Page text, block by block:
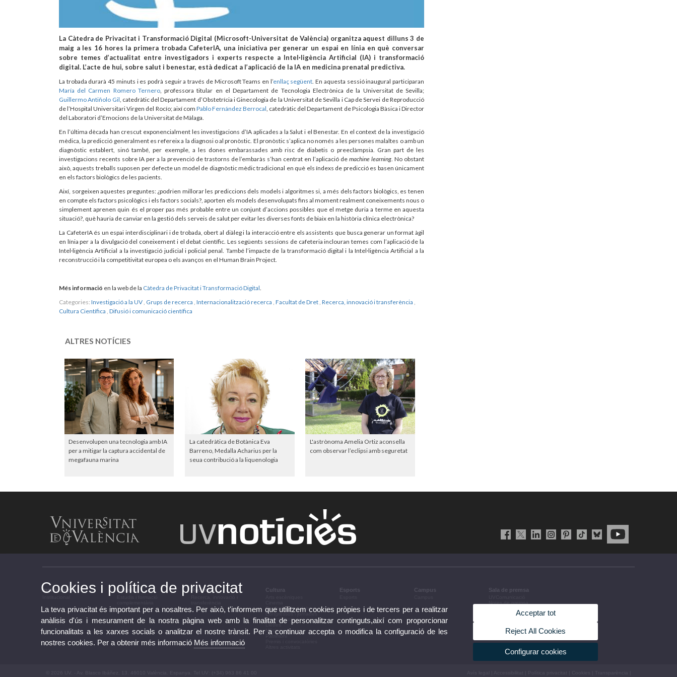
La Càtedra de Privacitat i Transformació Digital (Microsoft-Universitat de València) organitza aquest dilluns 3 de
maig a les 16 hores la primera trobada CafeterIA, una iniciativa per generar un espai en línia en què conversar
sobre temes d’actualitat entre investigadors i experts respecte a Intel·ligència Artificial (IA) i transformació
digital. L’acte de hui, sobre salut i benestar, està dedicat a l’aplicació de la IA en medicina prenatal predictiva.
La trobada durarà 45 minuts i es podrà seguir a través de Microsoft Teams en l’enllaç següent. En aquesta sessió inaugural participaran
María del Carmen Romero Ternero, professora titular en el Departament de Tecnologia Electrònica de la Universitat de Sevilla;
Guillermo Antiñolo Gil, catedràtic del Departament d’Obstetrícia i Ginecologia de la Universitat de Sevilla i Cap de Servei de Reproducció
de l’Hospital Universitari Virgen del Rocío; així com Pablo Fernández Berrocal, catedràtic del Departament de Psicologia Bàsica i Director
del Laboratori d’Emocions de la Universitat de Màlaga.
En l’última dècada han crescut exponencialment les investigacions d’IA aplicades a la Salut i el Benestar. En el context de la investigació
mèdica, la predicció generalment es refereix a la diagnosi o al pronòstic. El pronòstic s’aplica no només a les persones malaltes o amb un
diagnòstic establert, sinó també, per exemple, a les dones embarassades amb risc de diabetis o preeclàmpsia. Gran part de les
investigacions recents sobre IA per a la prevenció de trastorns de l’embaràs s’han centrat en l’aplicació demachine learning. No obstant
això, aquests treballs suposen per defecte un model de diagnòstic mèdic tradicional en què els índexs de predicció es basen únicament
en els factors biològics de les pacients.
Així, sorgeixen aquestes preguntes: ¿podrien millorar les prediccions dels models i algoritmes si, a més dels factors biològics, es tenen
en compte els factors psicològics i els factors socials?, aporten els models desenvolupats fins al moment realment coneixements nous o
simplement aprenen quin és el proper pas més probable entre un conjunt d’accions possibles que el metge duria a terme en aquesta
situació?, què hauria de canviar en la gestió dels serveis de salut per evitar les diverses fonts de biaix en la història clínica electrònica?
La CafeterIA és un espai interdisciplinari i de trobada, obert al diàleg i la interacció entre els assistents que busca generar un format àgil
en línia per a la divulgació del coneixement i el debat científic. Les següents sessions de cafeteria inclouran temes com l’aplicació de la
Intel·ligència Artificial a la investigació judicial i policial penal. També l’impacte de la transformació digital i la Intel·ligència Artificial a la
reconstrucció i la competitivitat europea o els avanços en el Human Brain Project.
Més informació en la web de la Càtedra de Privacitat i Transformació Digital.
Categories: Investigació a la UV, Grups de recerca , Internacionalització recerca , Facultat de Dret, Recerca, innovació i transferència ,
Cultura Científica , Difusió i comunicació científica
ALTRES NOTÍCIES
Desenvolupen una tecnologia amb IA
per a mitigar la captura accidental de
megafauna marina
La catedràtica de Botànica Eva
Barreno, Medalla Acharius per la
seua contribució a la liquenologia
L'astrònoma Amelia Ortiz aconsella
com observar l’eclipsi amb seguretat
Institucional Estudis Recerca Cultura
Conferències i debats
Congressos i jornades
Exposicions
Lletres
Música
Patrimoni
Esports Campus Sala de premsa
Acords de govern
Cookies i política de privacitat
La teva privacitat és important per a nosaltres. Per això, t'informem que utilitzem cookies pròpies i de tercers per a realitzar
anàlisis d'ús i mesurament de la nostra pàgina web amb la finalitat de personalitzar continguts,així com proporcionar
funcionalitats a les xarxes socials o analitzar el nostre trànsit. Per a continuar accepta o modifica la configuració de les
nostres cookies. Per a obtenir més informació Més informació
Acceptar tot
Reject All Cookies
Configurar cookies